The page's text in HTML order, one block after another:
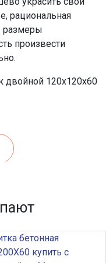
рациональная
размеры
произвести